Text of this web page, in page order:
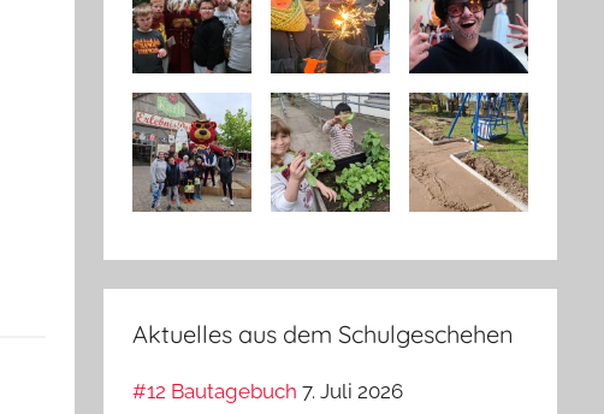
Aktuelles aus dem Schulgeschehen
#12 Bautagebuch 7. Juli 2026